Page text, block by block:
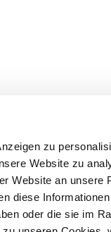
zu
Website zu
Website an unsere
diese
oder die sie im